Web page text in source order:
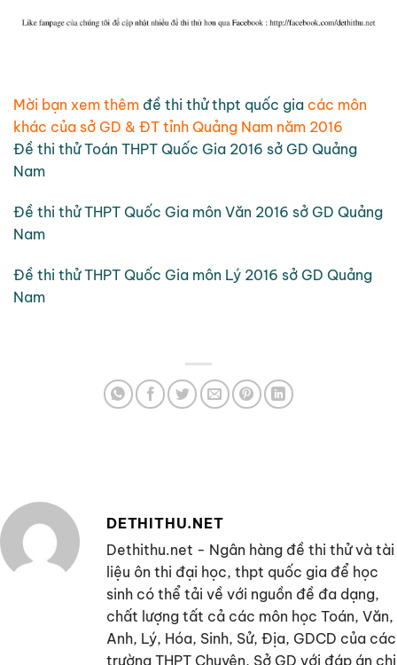
Mời bạn xem thêm đề thi thử thpt quốc gia các môn
khác của sở GD & ĐT tỉnh Quảng Nam năm 2016
Đề thi thử Toán THPT Quốc Gia 2016 sở GD Quảng
Nam
Đề thi thử THPT Quốc Gia môn Văn 2016 sở GD Quảng
Nam
Đề thi thử THPT Quốc Gia môn Lý 2016 sở GD Quảng
Nam
DETHITHU.NET
Dethithu.net - Ngân hàng đề thi thử và tài
liệu ôn thi đại học, thpt quốc gia để học
sinh có thể tải về với nguồn đề đa dạng,
chất lượng tất cả các môn học Toán, Văn,
Anh, Lý, Hóa, Sinh, Sử, Địa, GDCD của các
trường THPT Chuyên, Sở GD với đáp án chi